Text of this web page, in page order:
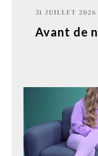
31 JUILLET 2026
Avant de